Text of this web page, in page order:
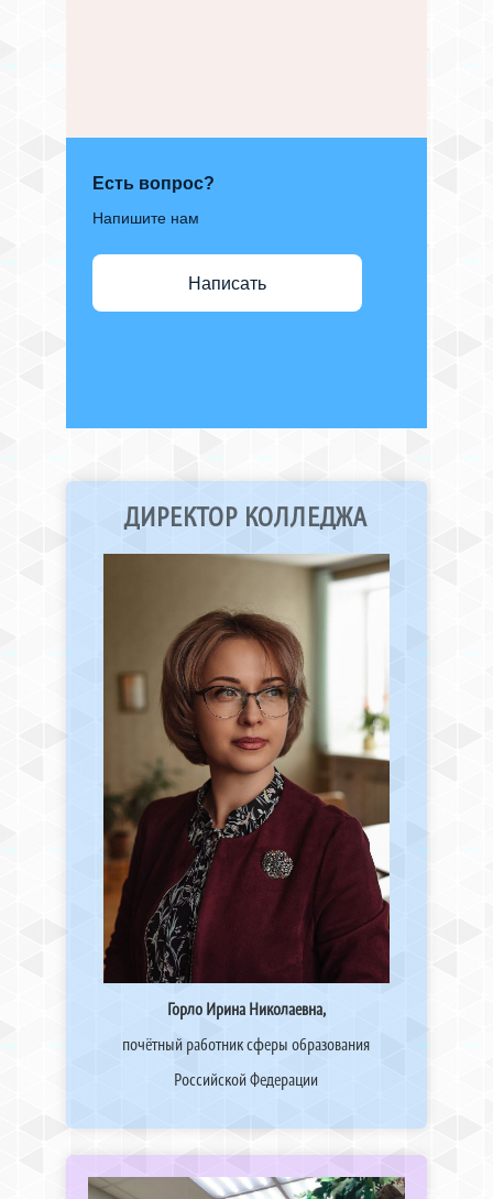
Есть вопрос?
Напишите нам
Написать
ДИРЕКТОР КОЛЛЕДЖА
Горло Ирина Николаевна,
почётный работник сферы образования
Российской Федерации